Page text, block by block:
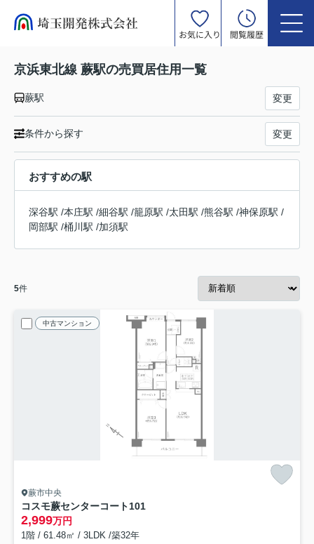
お気に入り 閲覧履歴
京浜東北線 蕨駅の売買居住用一覧
蕨駅 変更
条件から探す 変更
おすすめの駅
深谷駅 /本庄駅 /細谷駅 /籠原駅 /太田駅 /熊谷駅 /神保原駅 /
岡部駅 /桶川駅 /加須駅
5件
中古マンション
蕨市中央
コスモ蕨センターコート101
2,999万円
1階 / 61.48㎡ / 3LDK /築32年